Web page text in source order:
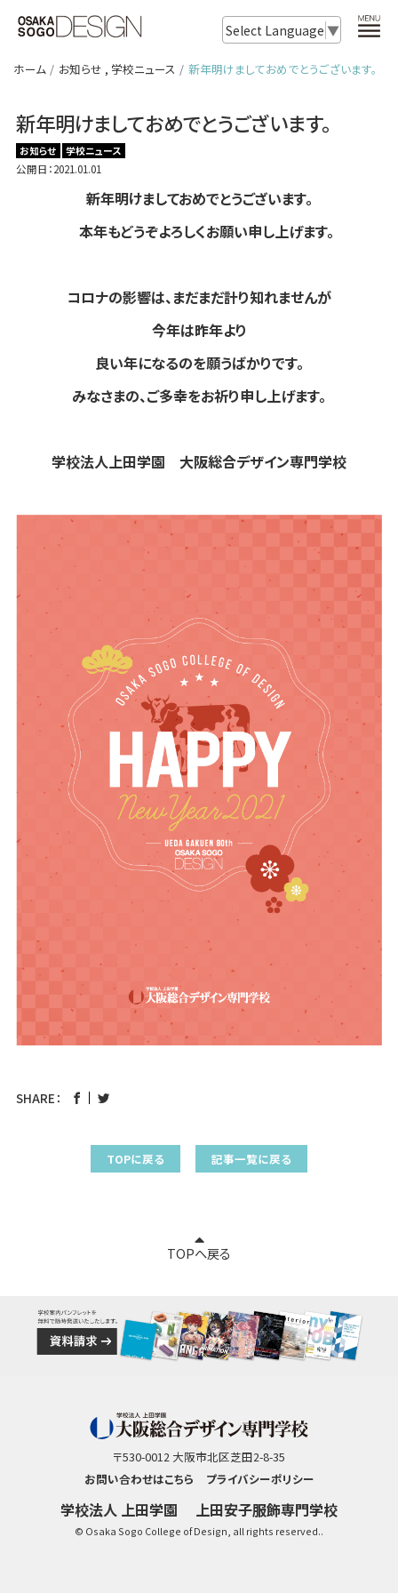
Select Language ▼
ホーム お知らせ , 学校ニュース 新年明けましておめでとうございます。
新年明けましておめでとうございます。
お知らせ 学校ニュース
公開日：2021.01.01
新年明けましておめでとうございます。
本年もどうぞよろしくお願い申し上げます。
コロナの影響は、まだまだ計り知れませんが
今年は昨年より
良い年になるのを願うばかりです。
みなさまの、ご多幸をお祈り申し上げます。
学校法人上田学園 大阪総合デザイン専門学校
SHARE：
TOPに戻る 記事一覧に戻る
TOPへ戻る
〒530-0012 大阪市北区芝田2-8-35
お問い合わせはこちら
プライバシーポリシー
学校法人 上田学園 上田安子服飾専門学校
© Osaka Sogo College of Design, all rights reserved..